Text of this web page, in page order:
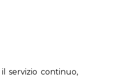
servizio continuo,